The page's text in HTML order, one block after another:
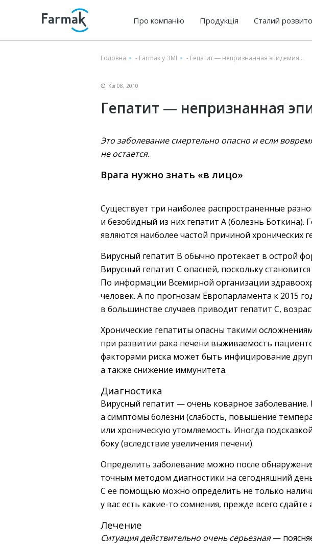
Про компанію Продукція Сталий
Головна - Farmak у ЗМІ - Гепатит — непризнанная эпидемия…
Кві 08, 2010
Гепатит — непризнанная
Это заболевание смертельно опасно и если
не остается.
Врага нужно знать «в лицо»
Существует три наиболее распространенные
и безобидный из них гепатит А (болезнь
являются наиболее частой причиной хронических
Вирусный гепатит В обычно протекает в острой
Вирусный гепатит С опасней, поскольку
По информации Всемирной организации
человек. А по прогнозам Европарламента к 2015
в большинстве случаев приводит гепатит С,
Хронические гепатиты опасны такими
при развитии рака печени выживаемость
факторами риска может быть инфицирование
а также снижение иммунитета.
Диагностика
Вирусный гепатит — очень коварное
а симптомы болезни (слабость, повышение
или хроническую утомляемость. Иногда
боку (вследствие увеличения печени).
Определить заболевание можно после
точным методом диагностики на сегодняшний
С ее помощью можно определить не только
у вас есть какие-то сомнения, прежде всего
Лечение
Ситуация действительно очень серьезная—